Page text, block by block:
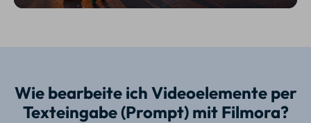
Wie bearbeite ich Videoelemente per
Texteingabe (Prompt) mit Filmora?